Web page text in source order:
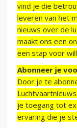
vind je die
leveren van het
nieuws over de
maakt ons een
een stap voor
Abonneer je
Door je te
je toegang tot
ervaring die je